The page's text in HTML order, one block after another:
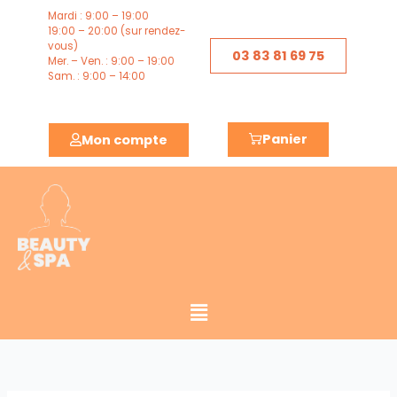
contenu
Mardi : 9:00 – 19:00
19:00 – 20:00 (sur rendez-
vous)
Mer. – Ven. : 9:00 – 19:00
Sam. : 9:00 – 14:00
03 83 81 69 75
Mon compte Panier
Menu